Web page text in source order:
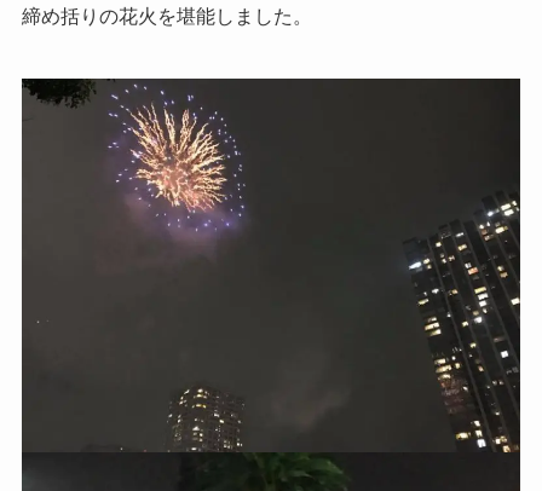
締め括りの花火を堪能しました。